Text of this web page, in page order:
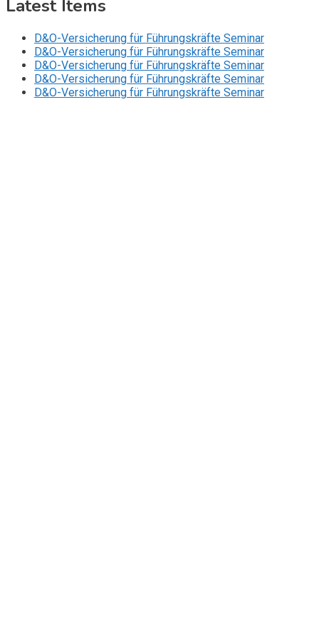
Latest Items
D&O-Versicherung für Führungskräfte Seminar
D&O-Versicherung für Führungskräfte Seminar
D&O-Versicherung für Führungskräfte Seminar
D&O-Versicherung für Führungskräfte Seminar
D&O-Versicherung für Führungskräfte Seminar